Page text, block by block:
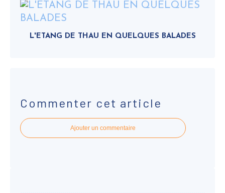
L'ETANG DE THAU EN QUELQUES BALADES
Commenter cet article
Ajouter un commentaire